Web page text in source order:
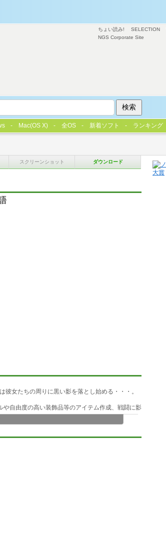
スクリーンショット ダウンロード
女たちの周りに黒い影を落とし始める・・・。
自由度の高い装飾品等のアイテム作成、戦闘に影
ものであるため専用のRTPも必要ありません。
ちょい読み! SELECTION
NGS Corporate Site
Mac(OS X) 全OS 新着ソフト ランキング